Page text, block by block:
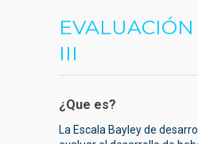
III
¿Que es?
La Escala Bayley de